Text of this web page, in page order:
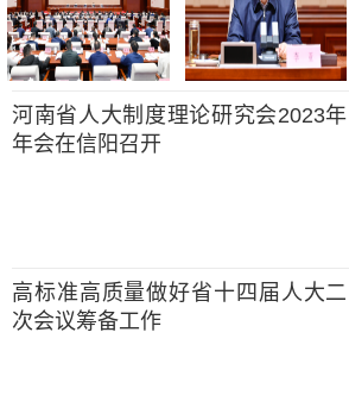
河南省人大制度理论研究会2023年
年会在信阳召开
高标准高质量做好省十四届人大二
次会议筹备工作